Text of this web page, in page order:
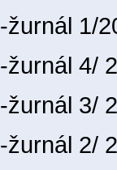
žurnál 1/
žurnál 4/
žurnál 3/
žurnál 2/